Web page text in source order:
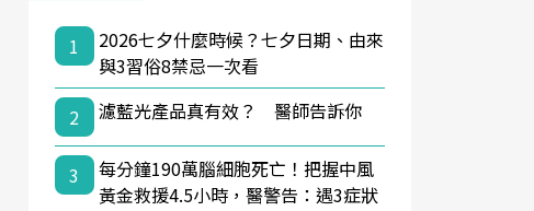
1
2026七夕什麼時候？七夕日期、由來
與3習俗8禁忌一次看
2
濾藍光產品真有效？ 醫師告訴你
3
每分鐘190萬腦細胞死亡！把握中風
黃金救援4.5小時，醫警告：遇3症狀